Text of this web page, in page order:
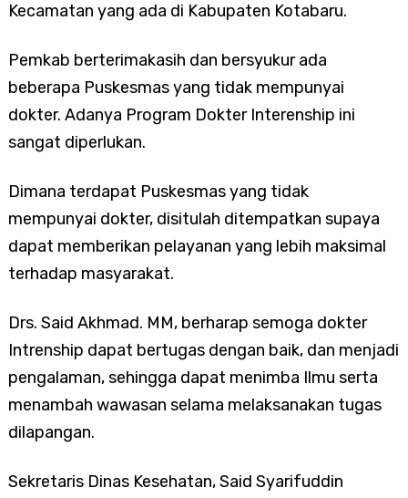
Kecamatan yang ada di Kabupaten Kotabaru.
Pemkab berterimakasih dan bersyukur ada
beberapa Puskesmas yang tidak mempunyai
dokter. Adanya Program Dokter Interenship ini
sangat diperlukan.
Dimana terdapat Puskesmas yang tidak
mempunyai dokter, disitulah ditempatkan supaya
dapat memberikan pelayanan yang lebih maksimal
terhadap masyarakat.
Drs. Said Akhmad. MM, berharap semoga dokter
Intrenship dapat bertugas dengan baik, dan menjadi
pengalaman, sehingga dapat menimba Ilmu serta
menambah wawasan selama melaksanakan tugas
dilapangan.
Sekretaris Dinas Kesehatan, Said Syarifuddin